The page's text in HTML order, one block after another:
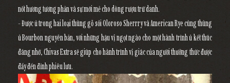
nốt hương tương phản và sự mới mẻ cho dòng rượu trứ danh.
- Được ủ trong hai loại thùng gỗ sồi Oloroso Sherrry và American Rye cùng thùng
ủ Bourbon nguyên bản, với những hậu vị ngọt ngào cho một hành trình ủ kết thúc
đáng nhớ, Chivas Extra sẽ giúp cho hành trình vị giác của người thưởng thức được
đẩy đến đỉnh phiêu lưu.